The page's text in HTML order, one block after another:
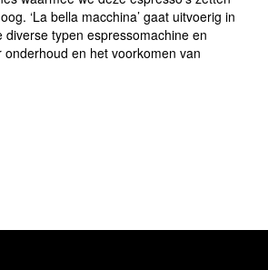
‘La bella macchina’ gaat uitvoerig in
diverse typen espressomachine en
en het voorkomen van